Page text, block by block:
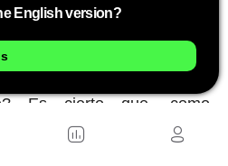
se deriva la siguiente
Es cierto que, como
el peso final de tu
English version?